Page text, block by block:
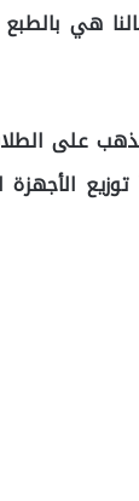
على